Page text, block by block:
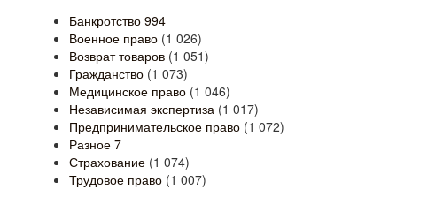
Банкротство 994
Военное право (1 026)
Возврат товаров (1 051)
Гражданство (1 073)
Медицинское право (1 046)
Независимая экспертиза (1 017)
Предпринимательское право (1 072)
Разное 7
Страхование (1 074)
Трудовое право (1 007)